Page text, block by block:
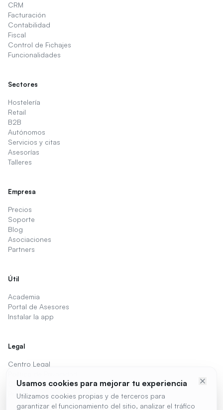
Usamos cookies para mejorar tu experiencia
Utilizamos cookies propias y de terceros para
garantizar el funcionamiento del sitio, analizar el tráfico
CRM
Facturación
Contabilidad
Fiscal
Control de Fichajes
Funcionalidades
Sectores
Hostelería
Retail
B2B
Autónomos
Servicios y citas
Asesorías
Talleres
Empresa
Precios
Soporte
Blog
Asociaciones
Partners
Útil
Academia
Portal de Asesores
Instalar la app
Legal
Centro Legal
Cookies
Preferencias de cookies